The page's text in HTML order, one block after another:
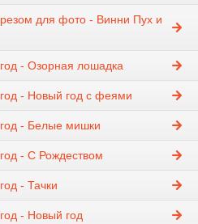
для фото - Винни Пух и
- Озорная лошадка
- Новый год с феями
- Белые мишки
- С Рождеством
- Тачки
- Новый год